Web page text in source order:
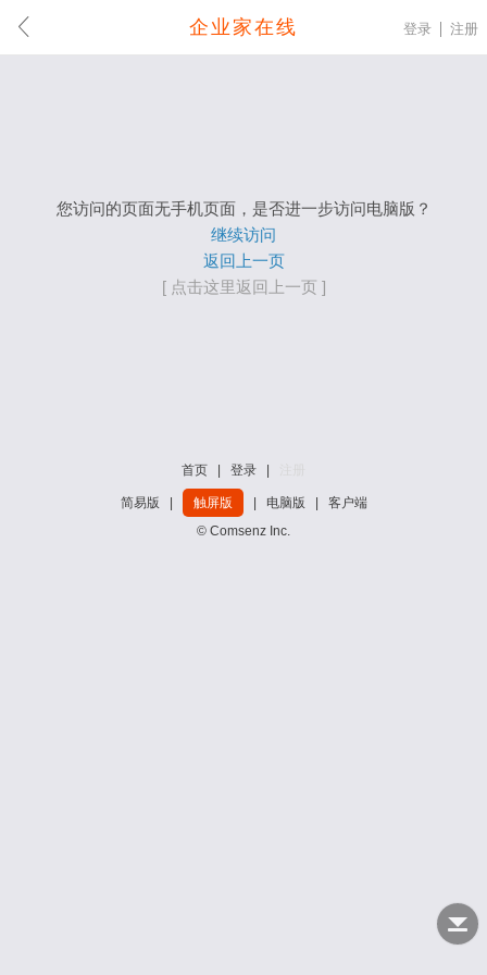
企业家在线 登录 注册
您访问的页面无手机页面，是否进一步访问电脑版？
继续访问
返回上一页
[ 点击这里返回上一页 ]
首页 登录
简易版 触屏版 电脑版
客户端
© Comsenz Inc.